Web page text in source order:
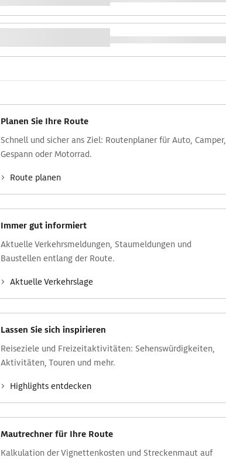
Planen Sie Ihre Route
Schnell und sicher ans Ziel: Routen­planer für Auto, Camper,
Gespann oder Motorrad.
Route planen
Immer gut informiert
Aktuelle Verkehrs­meldungen, Stau­meldungen und
Baustellen entlang der Route.
Aktuelle Verkehrs­lage
Lassen Sie sich inspirieren
Reise­ziele und Freizeit­aktivitäten: Sehens­würdig­keiten,
Aktivitäten, Touren und mehr.
Highlights entdecken
Mautrechner für Ihre Route
Kalkulation der Vignettenkosten und Streckenmaut auf